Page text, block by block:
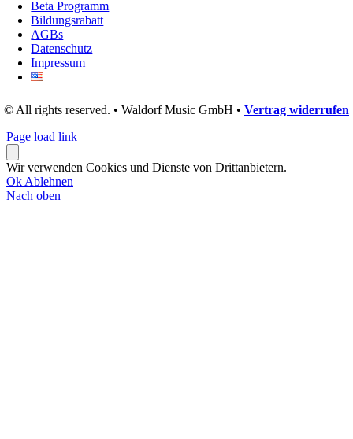
Beta Programm
Bildungsrabatt
AGBs
Datenschutz
Impressum
© All rights reserved. • Waldorf Music GmbH • Vertrag widerrufen
Page load link
Wir verwenden Cookies und Dienste von Drittanbietern.
Ok Ablehnen
Nach oben